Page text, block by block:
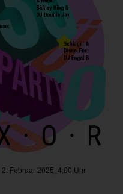
2. Februar 2025, 4:00 Uhr